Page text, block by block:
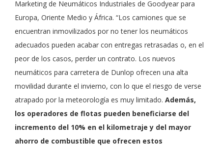
Marketing de Neumáticos Industriales de Goodyear para
Europa, Oriente Medio y África. “Los camiones que se
encuentran inmovilizados por no tener los neumáticos
adecuados pueden acabar con entregas retrasadas o, en el
peor de los casos, perder un contrato. Los nuevos
neumáticos para carretera de Dunlop ofrecen una alta
movilidad durante el invierno, con lo que el riesgo de verse
atrapado por la meteorología es muy limitado. Además,
los operadores de flotas pueden beneficiarse del
incremento del 10% en el kilometraje y del mayor
ahorro de combustible que ofrecen estos